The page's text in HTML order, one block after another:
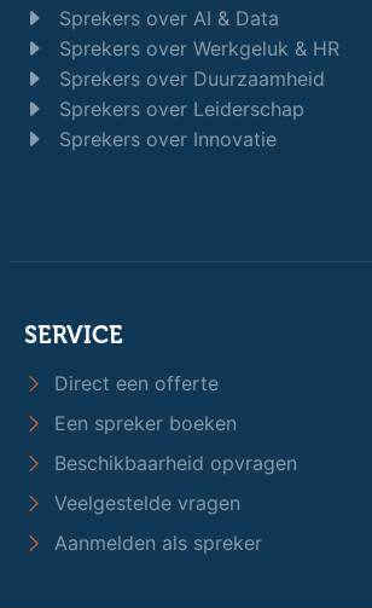
Sprekers over AI & Data
Sprekers over Werkgeluk & HR
Sprekers over Duurzaamheid
Sprekers over Leiderschap
Sprekers over Innovatie
SERVICE
Direct een offerte
Een spreker boeken
Beschikbaarheid opvragen
Veelgestelde vragen
Aanmelden als spreker